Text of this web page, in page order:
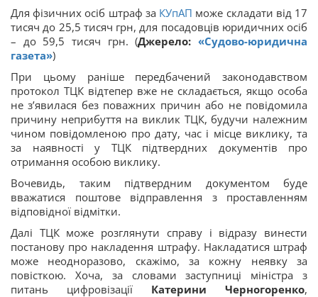
Для фізичних осіб штраф за КУпАП може складати від 17
тисяч до 25,5 тисяч грн, для посадовців юридичних осіб
– до 59,5 тисяч грн. (Джерело: «Судово-юридична
газета»)
При цьому раніше передбачений законодавством
протокол ТЦК відтепер вже не складається, якщо особа
не з’явилася без поважних причин або не повідомила
причину неприбуття на виклик ТЦК, будучи належним
чином повідомленою про дату, час і місце виклику, та
за наявності у ТЦК підтвердних документів про
отримання особою виклику.
Вочевидь, таким підтвердним документом буде
вважатися поштове відправлення з проставленням
відповідної відмітки.
Далі ТЦК може розглянути справу і відразу винести
постанову про накладення штрафу. Накладатися штраф
може неодноразово, скажімо, за кожну неявку за
повісткою. Хоча, за словами заступниці міністра з
питань цифровізації Катерини Черногоренко,